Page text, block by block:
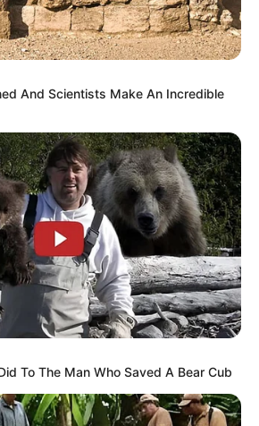
And Scientists Make An Incredible
To The Man Who Saved A Bear Cub